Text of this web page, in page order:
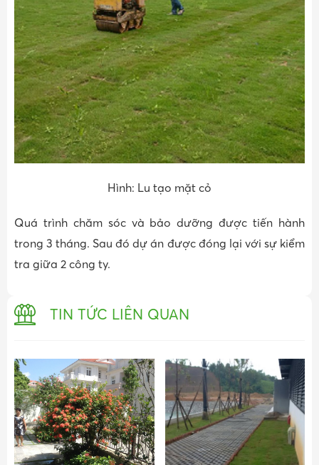
Hình: Lu tạo mặt cỏ
Quá trình chăm sóc và bảo dưỡng được tiến hành
trong 3 tháng. Sau đó dự án được đóng lại với sự kiểm
tra giữa 2 công ty.
TIN TỨC LIÊN QUAN